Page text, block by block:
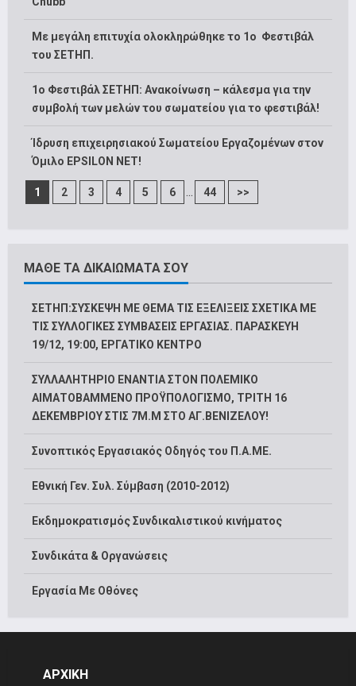
Με μεγάλη επιτυχία ολοκληρώθηκε το 1ο Φεστιβάλ
του ΣΕΤΗΠ.
1o Φεστιβάλ ΣΕΤΗΠ: Ανακοίνωση – κάλεσμα για την
συμβολή των μελών του σωματείου για το φεστιβάλ!
Ίδρυση επιχειρησιακού Σωματείου Εργαζομένων στον
Όμιλο EPSILON NET!
1 2 3 4 5 6 ... 44 >>
ΜΑΘΕ ΤΑ ΔΙΚΑΙΩΜΑΤΑ ΣΟΥ
ΣΕΤΗΠ:ΣΥΣΚΕΨΗ ΜΕ ΘΕΜΑ ΤΙΣ ΕΞΕΛΙΞΕΙΣ ΣΧΕΤΙΚΑ ΜΕ
ΤΙΣ ΣΥΛΛΟΓΙΚΕΣ ΣΥΜΒΑΣΕΙΣ ΕΡΓΑΣΙΑΣ. ΠΑΡΑΣΚΕΥΗ
19/12, 19:00, ΕΡΓΑΤΙΚΟ ΚΕΝΤΡΟ
ΣΥΛΛΑΛΗΤΗΡΙΟ ΕΝΑΝΤΙΑ ΣΤΟΝ ΠΟΛΕΜΙΚΟ
ΑΙΜΑΤΟΒΑΜΜΕΝΟ ΠΡΟΫΠΟΛΟΓΙΣΜΟ, ΤΡΙΤΗ 16
ΔΕΚΕΜΒΡΙΟΥ ΣΤΙΣ 7Μ.Μ ΣΤΟ ΑΓ.ΒΕΝΙΖΕΛΟΥ!
Συνοπτικός Εργασιακός Οδηγός του Π.Α.ΜΕ.
Εθνική Γεν. Συλ. Σύμβαση (2010-2012)
Εκδημοκρατισμός Συνδικαλιστικού κινήματος
Συνδικάτα & Οργανώσεις
Εργασία Με Οθόνες
ΑΡΧΙΚΗ